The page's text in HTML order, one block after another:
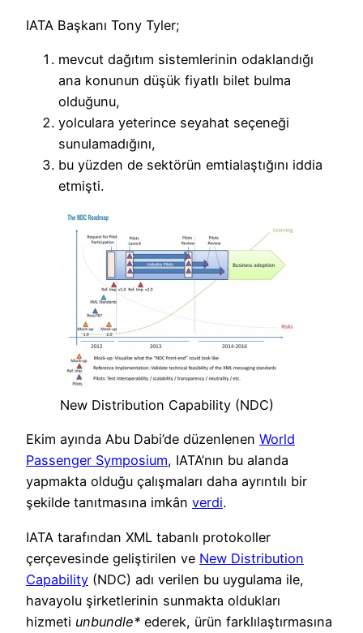
IATA Başkanı Tony Tyler;
mevcut dağıtım sistemlerinin odaklandığı
ana konunun düşük fiyatlı bilet bulma
olduğunu,
yolculara yeterince seyahat seçeneği
sunulamadığını,
bu yüzden de sektörün emtialaştığını iddia
etmişti.
New Distribution Capability (NDC)
Ekim ayında Abu Dabi’de düzenlenen World
Passenger Symposium, IATA’nın bu alanda
yapmakta olduğu çalışmaları daha ayrıntılı bir
şekilde tanıtmasına imkân verdi.
IATA tarafından XML tabanlı protokoller
çerçevesinde geliştirilen ve New Distribution
Capability (NDC) adı verilen bu uygulama ile,
havayolu şirketlerinin sunmakta oldukları
hizmeti unbundle* ederek, ürün farklılaştırmasına